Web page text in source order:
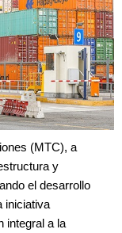
(MTC), a
y
el desarrollo
iniciativa
integral a la